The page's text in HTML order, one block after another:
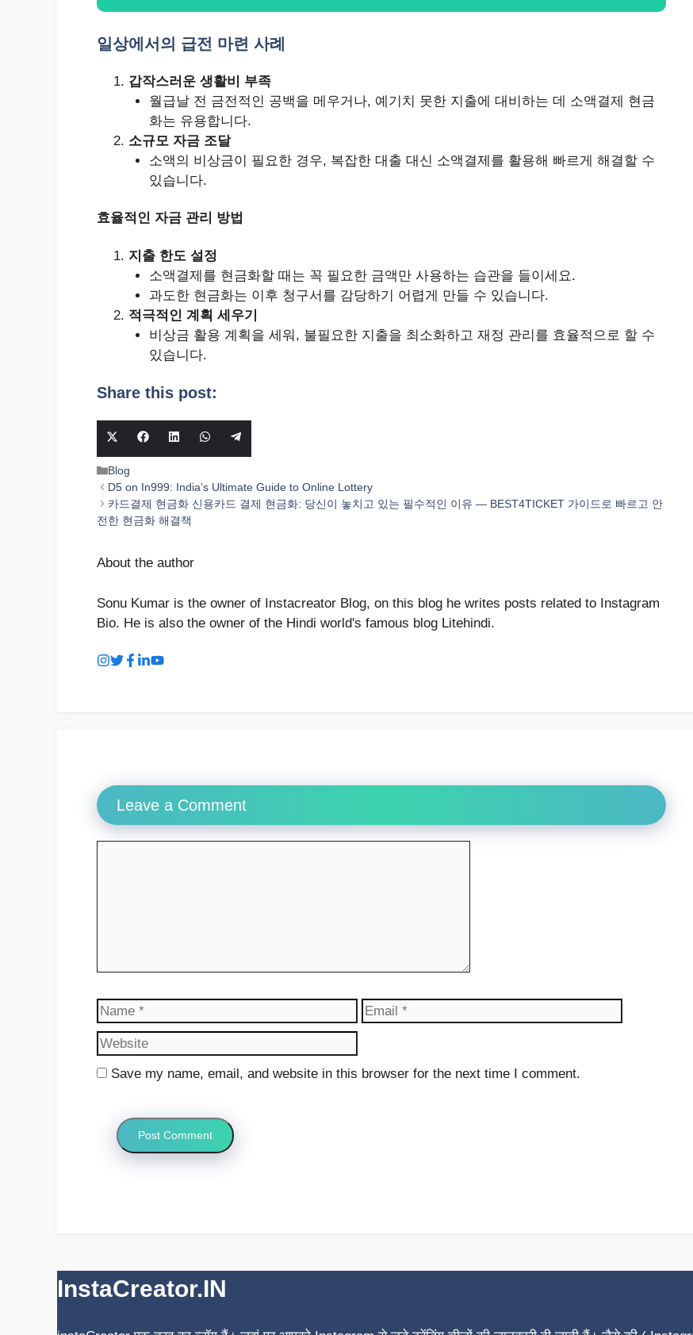
일상에서의 급전 마련 사례
갑작스러운 생활비 부족
월급날 전 금전적인 공백을 메우거나, 예기치 못한 지출에 대비하는 데 소액결제 현금
화는 유용합니다.
소규모 자금 조달
소액의 비상금이 필요한 경우, 복잡한 대출 대신 소액결제를 활용해 빠르게 해결할 수
있습니다.
효율적인 자금 관리 방법
지출 한도 설정
소액결제를 현금화할 때는 꼭 필요한 금액만 사용하는 습관을 들이세요.
과도한 현금화는 이후 청구서를 감당하기 어렵게 만들 수 있습니다.
적극적인 계획 세우기
비상금 활용 계획을 세워, 불필요한 지출을 최소화하고 재정 관리를 효율적으로 할 수
있습니다.
Share this post:
Share
on
X
(Twitter)
Share
on
Share
on
Share
on
on
Categories
Blog
D5 on In999: India’s Ultimate Guide to Online Lottery
카드결제 현금화 신용카드 결제 현금화: 당신이 놓치고 있는 필수적인 이유 — BEST4TICKET 가이드로 빠르고 안
전한 현금화 해결책
About the author
Sonu Kumar is the owner of Instacreator Blog, on this blog he writes posts related to Instagram
Bio. He is also the owner of the Hindi world's famous blog Litehindi.
Leave a Comment
Name Email
Save my name, email, and website in this browser for the next time I comment.
InstaCreator.IN